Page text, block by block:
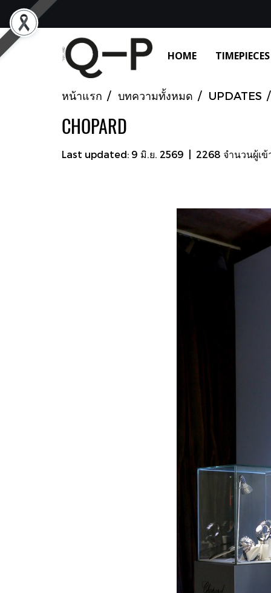
HOME TIMEPIECES
หน้าแรก บทความทั้งหมด UPDATES
CHOPARD
Last updated: 9 มิ.ย. 2569 2268 จำนวนผู้เ